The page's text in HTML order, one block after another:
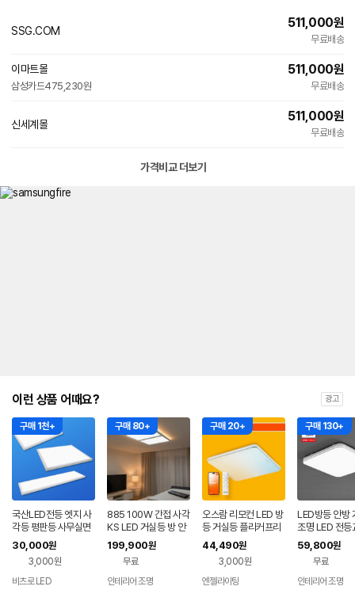
SSG.COM
511,000원
무료배송
이마트몰
삼성카드475,230원
511,000원
무료배송
신세계몰
511,000원
무료배송
가격비교 더보기
이런 상품 어때요? 광고
구매 1천+
국산LED전등 엣지 사
각등 평판등 사무실면
조명
30,000원
3,000원
비츠로 LED
구매 80+
885 100W 간접 사각
KS LED 거실등 방 안
방 LED 조명 전등교체
천장등 천정등
199,900원
무료
인테리어 조명
구매 20+
오스람 리모컨 LED 방
등 거실등 플리커프리
밝기 색변환 와이파이
조명 55W, 사각 52c
m x 52cm
44,490원
3,000원
엔젤라이팅
구매 130+
LED방등 안방
조명 LED 전등
장등 천정등 고
산 사각 방등
59,800원
무료
인테리어 조명